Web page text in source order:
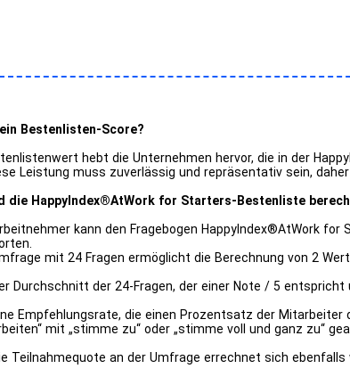
Bestenlisten-Score?
hebt die Unternehmen hervor, die in der
Leistung muss zuverlässig und repräsentativ sein,
die HappyIndex®AtWork for Starters-Bestenliste
kann den Fragebogen HappyIndex®AtWork
mit 24 Fragen ermöglicht die Berechnung von 2
Durchschnitt der 24-Fragen, der einer Note / 5
Empfehlungsrate, die einen Prozentsatz der
mit „stimme zu“ oder „stimme voll und ganz zu“
Teilnahmequote an der Umfrage errechnet sich